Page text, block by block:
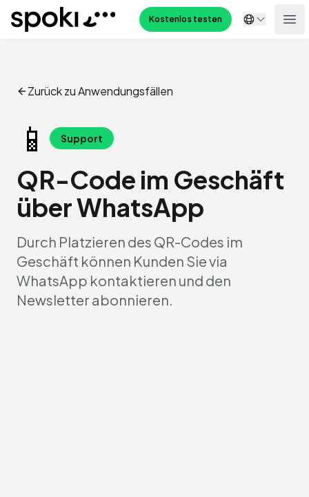
Spoki Kostenlos testen
Zurück zu Anwendungsfällen
📱 Support
QR-Code im Geschäft
über WhatsApp
Durch Platzieren des QR-Codes im
Geschäft können Kunden Sie via
WhatsApp kontaktieren und den
Newsletter abonnieren.